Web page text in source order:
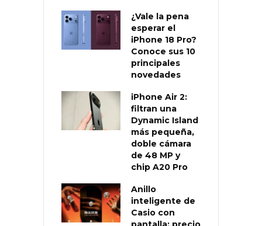
¿Vale la pena
esperar el
iPhone 18 Pro?
Conoce sus 10
principales
novedades
iPhone Air 2:
filtran una
Dynamic Island
más pequeña,
doble cámara
de 48 MP y
chip A20 Pro
Anillo
inteligente de
Casio con